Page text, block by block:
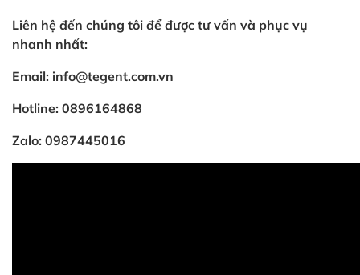
Liên hệ đến chúng tôi để được tư vấn và phục vụ
nhanh nhất:
Email: info@tegent.com.vn
Hotline: 0896164868
Zalo: 0987445016